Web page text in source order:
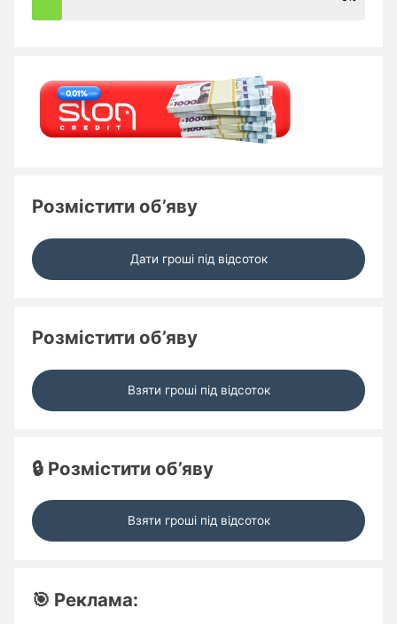
Розмістити об’яву
Дати гроші під відсоток
Розмістити об’яву
Взяти гроші під відсоток
🔒 Розмістити об’яву
Взяти гроші під відсоток
🎯 Реклама: